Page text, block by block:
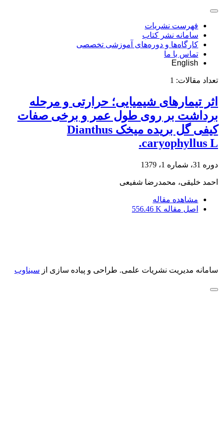
فهرست نشریات
سامانه نشر کتاب
کارگاه‌ها و دوره‌های آموزشی تخصصی
تماس با ما
English
تعداد مقالات: 1
اثر تیمارهای شیمیایی؛ حرارتی و مرحله
برداشت بر روی طول عمر و برخی صفات
کیفی گل بریده میخک Dianthus
caryophyllus L.
دوره 31، شماره 1، 1379
احمد خلیقی، محمدرضا شفیعی
مشاهده مقاله
اصل مقاله 556.46 K
سامانه مدیریت نشریات علمی. طراحی و پیاده سازی از سیناوب